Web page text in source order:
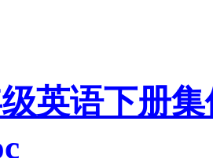
英语下册